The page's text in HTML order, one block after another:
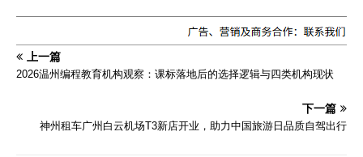
上一篇
2026温州编程教育机构观察：课标落地后的选择逻辑与四类机构现状
下一篇
神州租车广州白云机场T3新店开业，助力中国旅游日品质自驾出行